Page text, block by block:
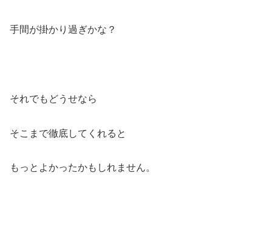
手間が掛かり過ぎかな？
それでもどうせなら
そこまで徹底してくれると
もっとよかったかもしれません。